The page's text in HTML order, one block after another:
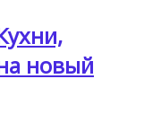
новый